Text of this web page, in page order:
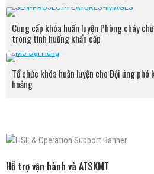
Cung cấp khóa huấn luyện Phòng cháy
trong tình huống khẩn cấp
Tổ chức khóa huấn luyện cho Đội ứng phó
hoảng
Hỗ trợ vận hành và ATSKMT